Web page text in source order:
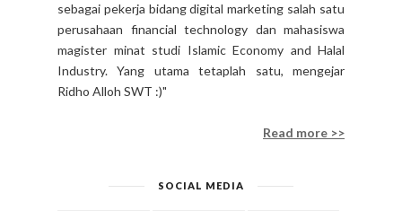
sebagai pekerja bidang digital marketing salah satu
perusahaan financial technology dan mahasiswa
magister minat studi Islamic Economy and Halal
Industry. Yang utama tetaplah satu, mengejar
Ridho Alloh SWT :)"
Read more >>
SOCIAL MEDIA